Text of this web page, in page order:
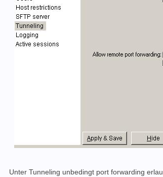
Unter Tunneling unbedingt port forwarding